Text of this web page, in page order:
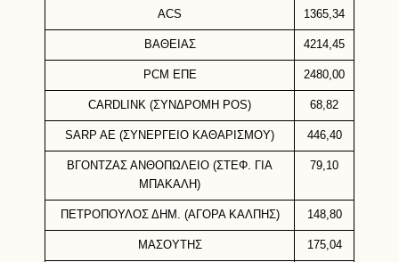
ACS 1365,34
ΒΑΘΕΙΑΣ 4214,45
PCM ΕΠΕ 2480,00
CARDLINK (ΣΥΝΔΡΟΜΗ POS) 68,82
SARP AE (ΣΥΝΕΡΓΕΙΟ ΚΑΘΑΡΙΣΜΟΥ) 446,40
ΒΓΟΝΤΖΑΣ ΑΝΘΟΠΩΛΕΙΟ (ΣΤΕΦ. ΓΙΑ
ΜΠΑΚΑΛΗ)
79,10
ΠΕΤΡΟΠΟΥΛΟΣ ΔΗΜ. (ΑΓΟΡΑ ΚΑΛΠΗΣ) 148,80
ΜΑΣΟΥΤΗΣ 175,04